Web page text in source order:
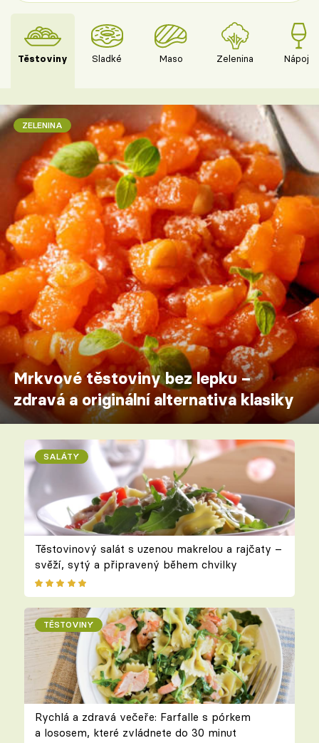
Těstoviny Sladké Maso Zelenina Nápoje
ZELENINA
Mrkvové těstoviny bez lepku –
zdravá a originální alternativa klasiky
SALÁTY
Těstovinový salát s uzenou makrelou a rajčaty –
svěží, sytý a připravený během chvilky
TĚSTOVINY
Rychlá a zdravá večeře: Farfalle s pórkem
a lososem, které zvládnete do 30 minut